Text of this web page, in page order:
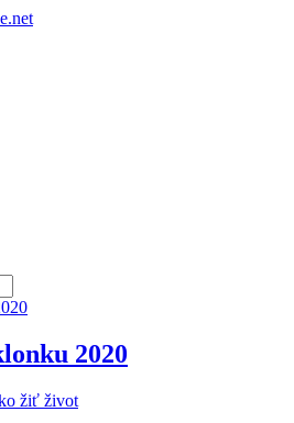
2020
žiť život